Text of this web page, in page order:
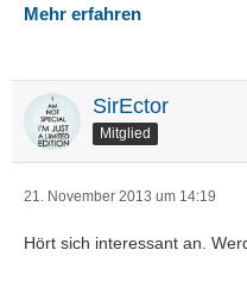
Mehr erfahren
SirEctor
Mitglied
21. November 2013 um 14:19
Hört sich interessant an.